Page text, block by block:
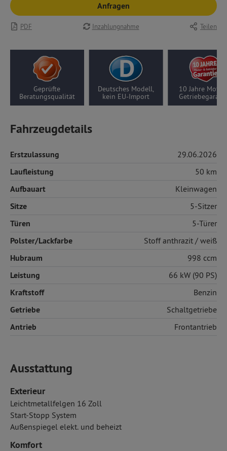
Anfragen
PDF Inzahlungnahme Teilen
Deutsches Modell,
kein EU-Import
10 Jahre Motor-/
Getriebegarantie
5 Jahre
Fahrzeugdetails
Erstzulassung 29.06.2026
Laufleistung 50 km
Aufbauart Kleinwagen
Sitze 5-Sitzer
Türen 5-Türer
Polster/Lackfarbe Stoffanthrazit / weiß
Hubraum 998 ccm
Leistung 66 kW (90 PS)
Kraftstoff Benzin
Getriebe Schaltgetriebe
Antrieb Frontantrieb
Ausstattung
Exterieur
Leichtmetallfelgen 16 Zoll
Start-Stopp System
Außenspiegel elekt. und beheizt
Komfort